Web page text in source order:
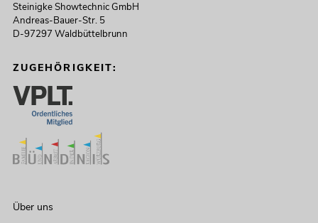
Steinigke Showtechnic GmbH
Andreas-Bauer-Str. 5
D-97297 Waldbüttelbrunn
ZUGEHÖRIGKEIT:
Über uns